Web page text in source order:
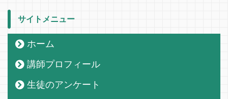
サイトメニュー
ホーム
講師プロフィール
生徒のアンケート